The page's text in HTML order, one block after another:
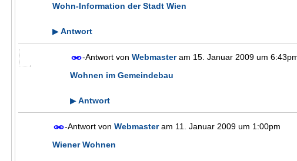
Wohn-Information der Stadt Wien
▶ Antwort
-Antwort von Webmasteram 15. Januar 2009 um
Wohnen im Gemeindebau
▶ Antwort
-Antwort von Webmasteram 11. Januar 2009 um 1:00pm
Wiener Wohnen